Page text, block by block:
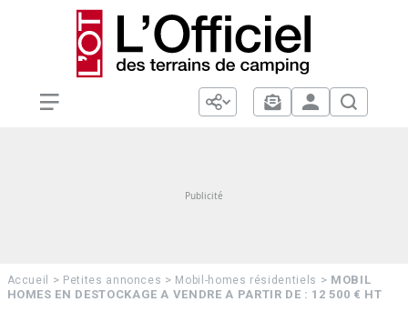
Accueil > Petites annonces > Mobil-homes résidentiels > MOBIL
HOMES EN DESTOCKAGE A VENDRE A PARTIR DE : 12 500 € HT